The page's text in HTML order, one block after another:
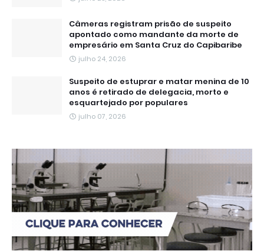
Câmeras registram prisão de suspeito
apontado como mandante da morte de
empresário em Santa Cruz do Capibaribe
julho 24, 2026
Suspeito de estuprar e matar menina de 10
anos é retirado de delegacia, morto e
esquartejado por populares
julho 07, 2026